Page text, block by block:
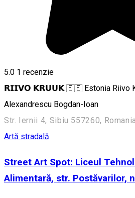
5.0 1 recenzie
𝗥𝗜𝗜𝗩𝗢 𝗞𝗥𝗨𝗨𝗞 🇪🇪 Estonia Riivo
Alexandrescu Bogdan-Ioan
Str. Iernii 4, Sibiu 557260,
Artă stradală
Street Art Spot: Liceul
Alimentară, str. Postăvarilor,